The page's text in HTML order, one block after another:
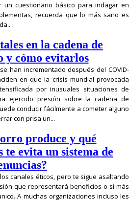
un cuestionario básico para indagar en
recuerda que lo más sano es
en la cadena de
y cómo evitarlos
han incrementado después del COVID-
en que la crisis mundial provocada
por inusuales situaciones de
ejercido presión sobre la cadena de
conducir fácilmente a cometer alguno
con prisa un...
produce y qué
te evita un sistema de
canales éticos, pero te sigue asaltando
que representará beneficios o si más
A muchas organizaciones incluso les